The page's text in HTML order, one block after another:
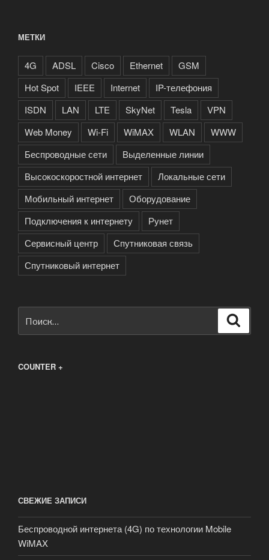
МЕТКИ
4G ADSL Cisco Ethernet
GSM
Hot Spot
IEEE Internet
IP-телефония
ISDN
LAN LTE SkyNet Tesla
VPN
Web Money
Wi-Fi WiMAX WLAN
WWW
Беспроводные сети
Выделенные линии
Высокоскоростной интернет
Локальные сети
Мобильный интернет
Оборудование
Подключения к интернету
Рунет
Сервисный центр
Спутниковая связь
Спутниковый интернет
COUNTER +
СВЕЖИЕ ЗАПИСИ
Беспроводной интернета (4G) по технологии Mobile
WiMAX